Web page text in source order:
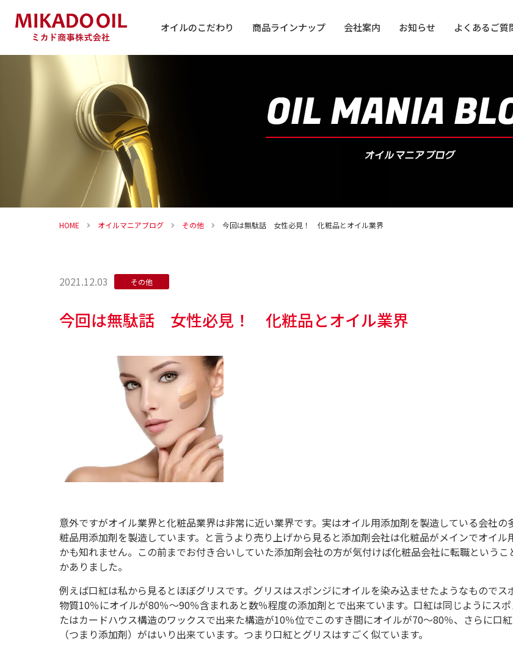
オイルのこだわり 商品ラインナップ
バイク用オイル
会社案内 お知らせ よくあるご質
HOME オイルマニアブログ その他 今回は無駄話 女性必見！ 化粧品とオイル業界
2021.12.03 その他
今回は無駄話 女性必見！ 化粧品とオイル業界
意外ですがオイル業界と化粧品業界は非常に近い業界です。実はオイル用添加剤を製造している会社の
粧品用添加剤を製造しています。と言うより売り上げから見ると添加剤会社は化粧品がメインでオイル
かも知れません。この前までお付き合いしていた添加剤会社の方が気付けば化粧品会社に転職というこ
かありました。
例えば口紅は私から見るとほぼグリスです。グリスはスポンジにオイルを染み込ませたようなものでス
物質10％にオイルが80％～90％含まれあと数％程度の添加剤とで出来ています。口紅は同じようにス
たはカードハウス構造のワックスで出来た構造が10％位でこのすき間にオイルが70～80％、さらに口
（つまり添加剤）がはいり出来ています。つまり口紅とグリスはすごく似ています。